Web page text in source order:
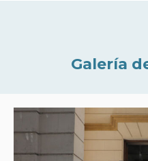
Galería